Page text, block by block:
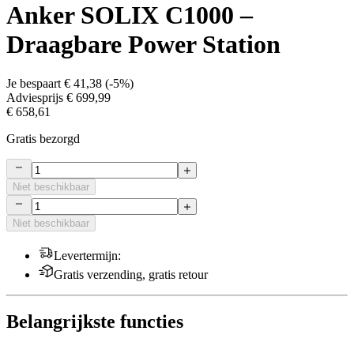
Anker SOLIX C1000 –
Draagbare Power Station
Je bespaart € 41,38 (-5%)
Adviesprijs € 699,99
€ 658,61
Gratis bezorgd
Niet beschikbaar
Niet beschikbaar
Levertermijn:
Gratis verzending, gratis retour
Belangrijkste functies